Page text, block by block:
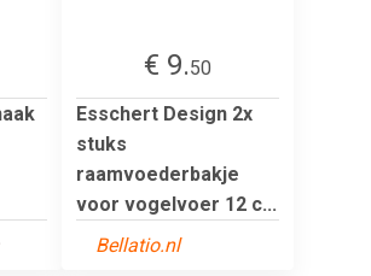
€ 9.50
Esschert Design 2x
stuks
raamvoederbakje
voor vogelvoer 12 c...
Bellatio.nl